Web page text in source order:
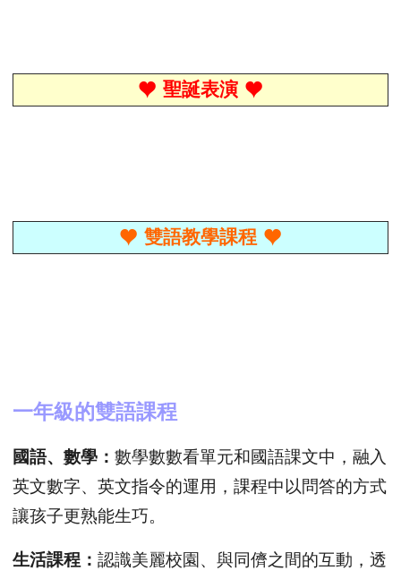
♥ 聖誕表演 ♥
♥ 雙語教學課程 ♥
一年級的雙語課程
國語、數學： 數學數數看單元和國語課文中，融入
英文數字、英文指令的運用，課程中以問答的方式
讓孩子更熟能生巧。
生活課程： 認識美麗校園、與同儕之間的互動，透